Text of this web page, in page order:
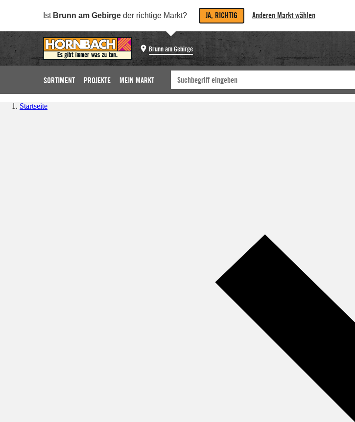
Ist Brunn am Gebirge der richtige Markt? JA, RICHTIG Anderen Markt wählen
Brunn am Gebirge
SORTIMENT PROJEKTE MEIN MARKT
Startseite